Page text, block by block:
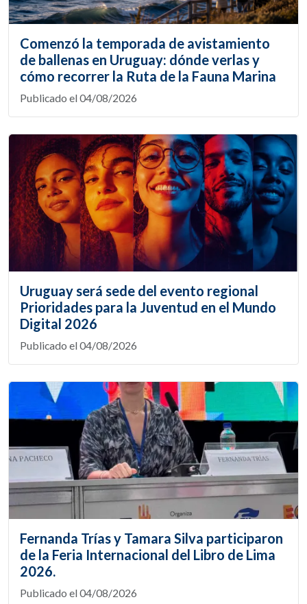
Comenzó la temporada de avistamiento
de ballenas en Uruguay: dónde verlas y
cómo recorrer la Ruta de la Fauna Marina
Publicado el 04/08/2026
Uruguay será sede del evento regional
Prioridades para la Juventud en el Mundo
Digital 2026
Publicado el 04/08/2026
Fernanda Trías y Tamara Silva participaron
de la Feria Internacional del Libro de Lima
2026.
Publicado el 04/08/2026